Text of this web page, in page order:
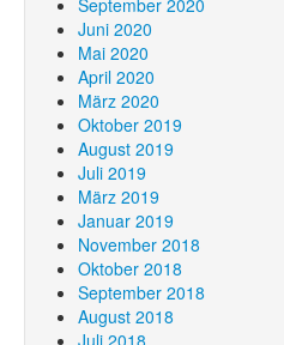
Juni 2020
Mai 2020
April 2020
März 2020
Oktober 2019
August 2019
Juli 2019
März 2019
Januar 2019
November 2018
Oktober 2018
September 2018
August 2018
Juli 2018